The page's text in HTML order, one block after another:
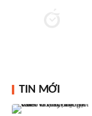
TIN MỚI